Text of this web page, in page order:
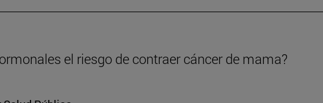
el riesgo de contraer cáncer de mama?